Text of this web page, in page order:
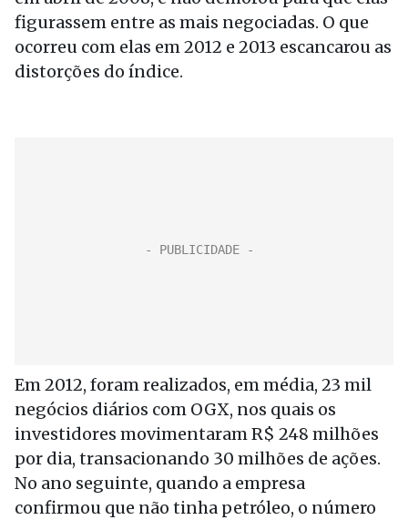
figurassem entre as mais negociadas. O que
ocorreu com elas em 2012 e 2013 escancarou as
distorções do índice.
Em 2012, foram realizados, em média, 23 mil
negócios diários com OGX, nos quais os
investidores movimentaram R$ 248 milhões
por dia, transacionando 30 milhões de ações.
No ano seguinte, quando a empresa
confirmou que não tinha petróleo, o número